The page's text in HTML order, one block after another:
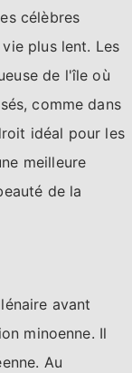
célèbres
plus lent. Les
de l'île où
comme dans
idéal pour les
meilleure
de la
avant
minoenne. Il
Au